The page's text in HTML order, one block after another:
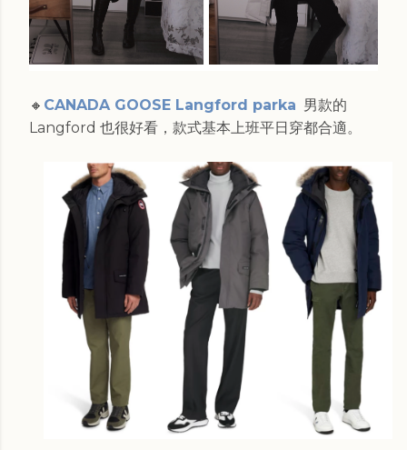
🔸 CANADA GOOSE Langford parka 男款的
Langford 也很好看，款式基本上班平日穿都合適。